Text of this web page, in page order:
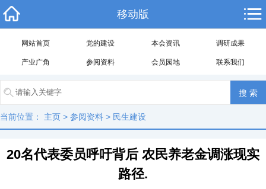
移动版
网站首页 党的建设 本会资讯 调研成果
产业广角 参阅资料 会员园地 联系我们
当前位置： 主页 > 参阅资料 > 民生建设
20名代表委员呼吁背后 农民养老金调涨现实
路径.